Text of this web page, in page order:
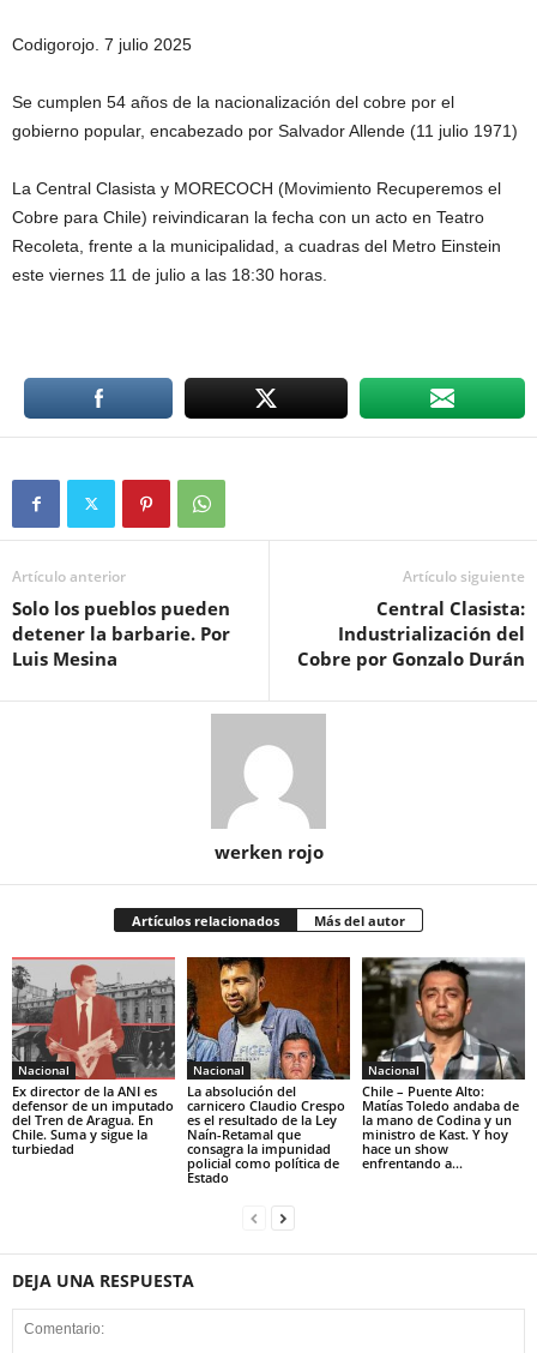
Codigorojo. 7 julio 2025
Se cumplen 54 años de la nacionalización del cobre por el
gobierno popular, encabezado por Salvador Allende (11 julio 1971)
La Central Clasista y MORECOCH (Movimiento Recuperemos el
Cobre para Chile) reivindicaran la fecha con un acto en Teatro
Recoleta, frente a la municipalidad, a cuadras del Metro Einstein
este viernes 11 de julio a las 18:30 horas.
Artículo anterior
Solo los pueblos pueden
detener la barbarie. Por
Luis Mesina
Artículo siguiente
Central Clasista:
Industrialización del
Cobre por Gonzalo Durán
werken rojo
Artículos relacionados Más del autor
Nacional
Ex director de la ANI es
defensor de un imputado
del Tren de Aragua. En
Chile. Suma y sigue la
turbiedad
Nacional
La absolución del
carnicero Claudio Crespo
es el resultado de la Ley
Naín-Retamal que
consagra la impunidad
policial como política de
Estado
Nacional
Chile – Puente Alto:
Matías Toledo andaba de
la mano de Codina y un
ministro de Kast. Y hoy
hace un show
enfrentando a...
DEJA UNA RESPUESTA